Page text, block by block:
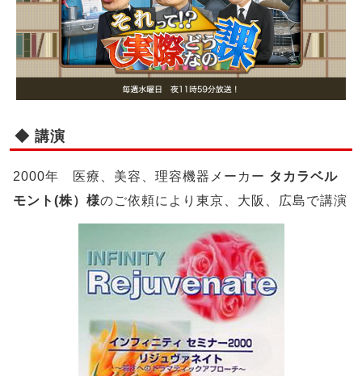
◆ 講演
2000年 医療、美容、理容機器メーカー タカラベル
モント(株）様のご依頼により東京、大阪、広島で講演